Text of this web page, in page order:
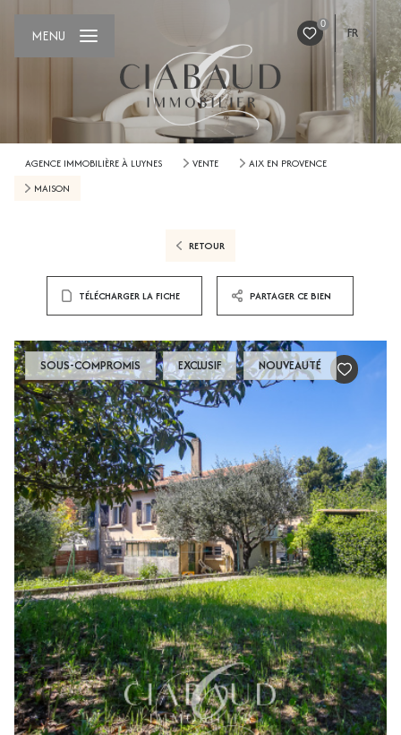
0
FR
MENU
AGENCE IMMOBILIÈRE À LUYNES VENTE
AIX EN PROVENCE
MAISON
RETOUR
TÉLÉCHARGER LA FICHE PARTAGER CE BIEN
SOUS-COMPROMIS EXCLUSIF NOUVEAUTÉ